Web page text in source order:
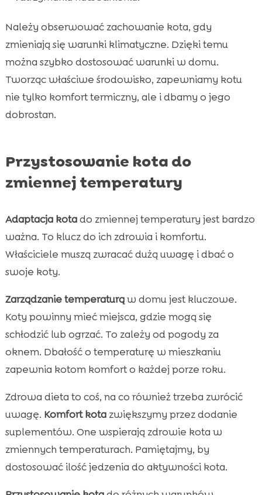
Należy obserwować zachowanie kota, gdy
zmieniają się warunki klimatyczne. Dzięki temu
można szybko dostosować warunki w domu.
Tworząc właściwe środowisko, zapewniamy kotu
nie tylko komfort termiczny, ale i dbamy o jego
dobrostan.
Przystosowanie kota do
zmiennej temperatury
Adaptacja kotado zmiennej temperatury jest bardzo
ważna. To klucz do ich zdrowia i komfortu.
Właściciele muszą zwracać dużą uwagę i dbać o
swoje koty.
Zarządzanie temperaturąw domu jest kluczowe.
Koty powinny mieć miejsca, gdzie mogą się
schłodzić lub ogrzać. To zależy od pogody za
oknem. Dbałość o temperaturę w mieszkaniu
zapewnia kotom komfort o każdej porze roku.
Zdrowa dieta to coś, na co również trzeba zwrócić
uwagę. Komfort kotazwiększymy przez dodanie
suplementów. One wspierają zdrowie kota w
zmiennych temperaturach. Pamiętajmy, by
dostosować ilość jedzenia do aktywności kota.